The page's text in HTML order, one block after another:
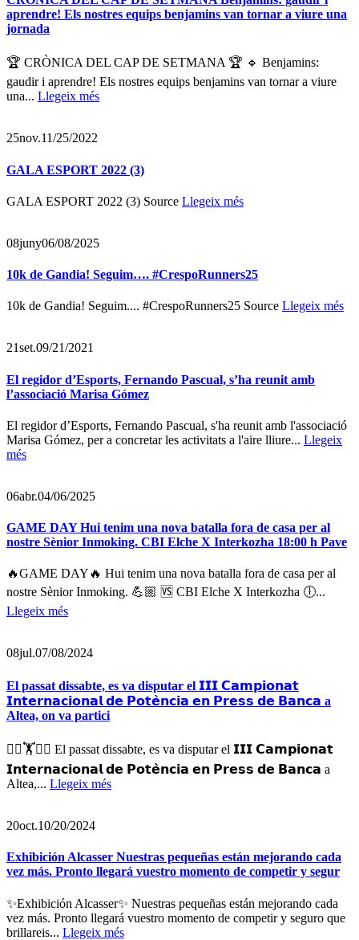
aprendre! Els nostres equips benjamins van tornar a viure una
jornada
🏆 CRÒNICA DEL CAP DE SETMANA 🏆 🔹 Benjamins:
gaudir i aprendre! Els nostres equips benjamins van tornar a viure
una... Llegeix més
25nov.11/25/2022
GALA ESPORT 2022 (3)
GALA ESPORT 2022 (3) Source Llegeix més
08juny06/08/2025
10k de Gandia! Seguim…. #CrespoRunners25
10k de Gandia! Seguim.... #CrespoRunners25 Source Llegeix més
21set.09/21/2021
El regidor d’Esports, Fernando Pascual, s’ha reunit amb
l’associació Marisa Gómez
El regidor d’Esports, Fernando Pascual, s'ha reunit amb l'associació
Marisa Gómez, per a concretar les activitats a l'aire lliure... Llegeix
més
06abr.04/06/2025
GAME DAY Hui tenim una nova batalla fora de casa per al
nostre Sènior Inmoking. CBI Elche X Interkozha 18:00 h Pave
🔥GAME DAY🔥 Hui tenim una nova batalla fora de casa per al
nostre Sènior Inmoking. 💪🏼 🆚 CBI Elche X Interkozha 🕕...
Llegeix més
08jul.07/08/2024
El passat dissabte, es va disputar el 𝗜𝗜𝗜 𝗖𝗮𝗺𝗽𝗶𝗼𝗻𝗮𝘁
𝗜𝗻𝘁𝗲𝗿𝗻𝗮𝗰𝗶𝗼𝗻𝗮𝗹 𝗱𝗲 𝗣𝗼𝘁𝗲̀𝗻𝗰𝗶𝗮 𝗲𝗻 𝗣𝗿𝗲𝘀𝘀 𝗱𝗲 𝗕𝗮𝗻𝗰𝗮 a
Altea, on va partici
🏋️‍♀️🏋️🏋️‍♂️ El passat dissabte, es va disputar el 𝗜𝗜𝗜 𝗖𝗮𝗺𝗽𝗶𝗼𝗻𝗮𝘁
𝗜𝗻𝘁𝗲𝗿𝗻𝗮𝗰𝗶𝗼𝗻𝗮𝗹 𝗱𝗲 𝗣𝗼𝘁𝗲̀𝗻𝗰𝗶𝗮 𝗲𝗻 𝗣𝗿𝗲𝘀𝘀 𝗱𝗲 𝗕𝗮𝗻𝗰𝗮 a
Altea,... Llegeix més
20oct.10/20/2024
Exhibición Alcasser Nuestras pequeñas están mejorando cada
vez más. Pronto llegará vuestro momento de competir y segur
✨Exhibición Alcasser✨ Nuestras pequeñas están mejorando cada
vez más. Pronto llegará vuestro momento de competir y seguro que
brillareis... Llegeix més